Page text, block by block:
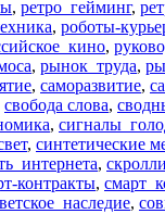
, ретро_гейминг,
, роботы-
,
, рынок_труда,
, саморазвитие,
свобода слова,
,
, синтетические
,
контракты,
,